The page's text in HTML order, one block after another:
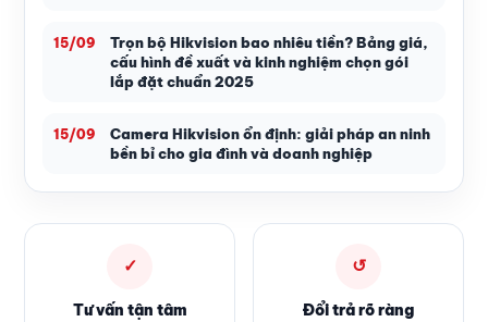
15/09
Trọn bộ Hikvision bao nhiêu tiền? Bảng giá,
cấu hình đề xuất và kinh nghiệm chọn gói
lắp đặt chuẩn 2025
15/09
Camera Hikvision ổn định: giải pháp an ninh
bền bỉ cho gia đình và doanh nghiệp
✓
Tư vấn tận tâm
↺
Đổi trả rõ ràng